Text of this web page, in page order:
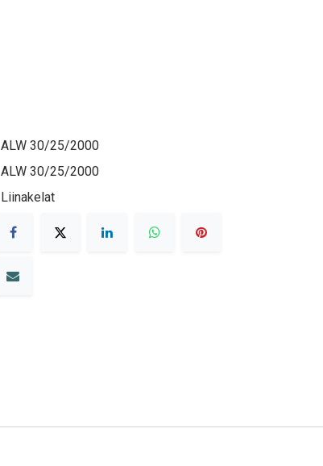
ALW 30/25/2000
ALW 30/25/2000
Liinakelat